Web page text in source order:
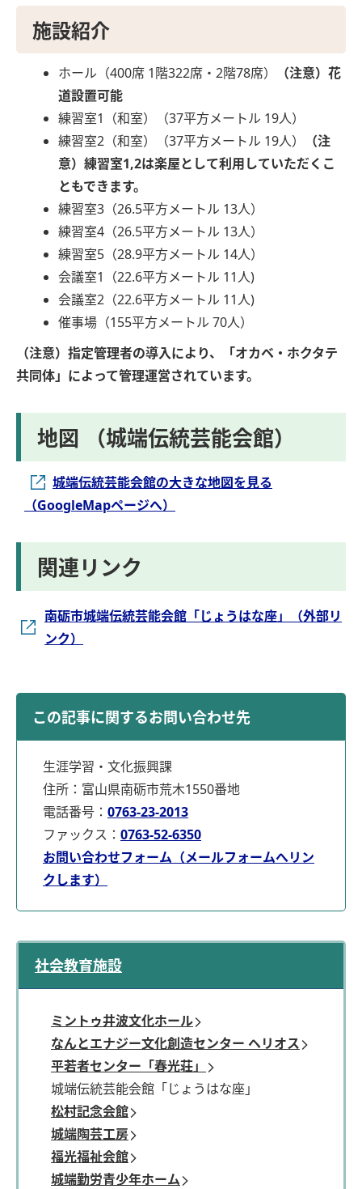
施設紹介
ホール（400席 1階322席・2階78席）
（注意）花
道設置可能
練習室1（和室）（37平方メートル 19人）
練習室2（和室）（37平方メートル 19人）
（注
意）練習室1,2は楽屋として利用していただくこ
ともできます。
練習室3（26.5平方メートル 13人）
練習室4（26.5平方メートル 13人）
練習室5（28.9平方メートル 14人）
会議室1（22.6平方メートル 11人)
会議室2（22.6平方メートル 11人)
催事場（155平方メートル 70人）
（注意）指定管理者の導入により、「オカベ・ホクタテ
共同体」によって管理運営されています。
地図 （城端伝統芸能会館）
城端伝統芸能会館の大きな地図を見る
（GoogleMapページへ）
関連リンク
南砺市城端伝統芸能会館「じょうはな座」（外部リ
ンク）
この記事に関するお問い合わせ先
生涯学習・文化振興課
住所：富山県南砺市荒木1550番地
電話番号： 0763-23-2013
ファックス： 0763-52-6350
お問い合わせフォーム（メールフォームへリン
クします）
社会教育施設
ミントゥ井波文化ホール
なんとエナジー文化創造センター ヘリオス
平若者センター「春光荘」
城端伝統芸能会館「じょうはな座」
松村記念会館
城端陶芸工房
福光福祉会館
城端勤労青少年ホーム